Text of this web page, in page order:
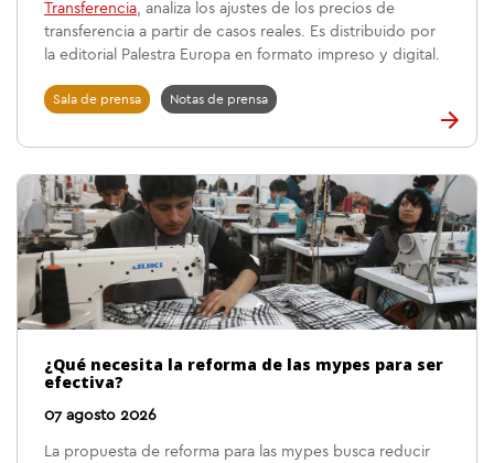
Transferencia, analiza los ajustes de los precios de
transferencia a partir de casos reales. Es distribuido por
la editorial Palestra Europa en formato impreso y digital.
Sala de prensa Notas de prensa
¿Qué necesita la reforma de las mypes para ser
efectiva?
07 agosto 2026
La propuesta de reforma para las mypes busca reducir